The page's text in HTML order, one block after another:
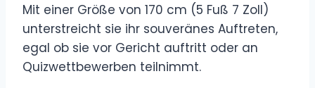
Mit einer Größe von 170 cm (5 Fuß 7 Zoll)
unterstreicht sie ihr souveränes Auftreten,
egal ob sie vor Gericht auftritt oder an
Quizwettbewerben teilnimmt.